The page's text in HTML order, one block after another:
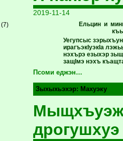
(7)
2019-11-14
Ельцин и
Уегупсыс
ирагъэкIуэкIа
нэхърэ езыхэр
защIмэ нэхъ
Псоми еджэн…
Зыхыхьэхэр: Махуэку
дрогушхуэ